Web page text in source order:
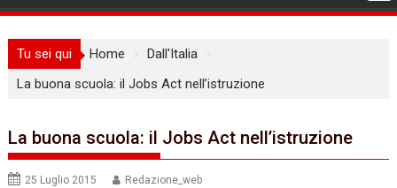
Tu sei qui Home
Dall'Italia
La buona scuola: il Jobs Act nell’istruzione
La buona scuola: il Jobs Act nell’istruzione
25 Luglio 2015 Redazione_web